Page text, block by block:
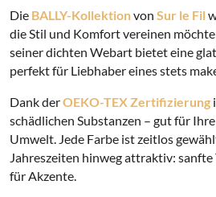
Die BALLY-Kollektionvon Sur le Fil
die Stil und Komfort vereinen
seiner dichten Webart bietet eine
perfekt für Liebhaber eines stets
Dank derOEKO-TEX Zertifizierung
schädlichen Substanzen – gut für
Umwelt. Jede Farbe ist zeitlos
Jahreszeiten hinweg attraktiv:
für Akzente.